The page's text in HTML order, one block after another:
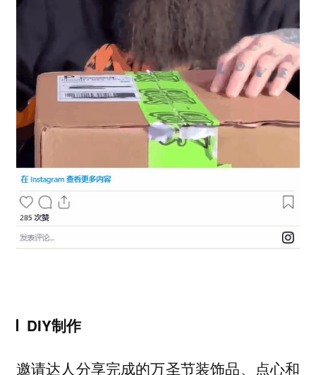
DIY制作
邀请达人分享完成的万圣节装饰品、点心和